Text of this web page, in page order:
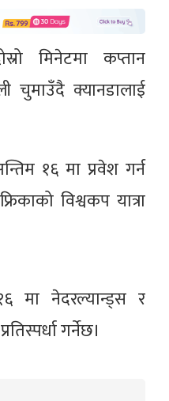
मिनेटमा कप्तान
चुमाउँदै क्यानडालाई
१६ मा प्रवेश गर्न
विश्वकप यात्रा
मा नेदरल्यान्ड्स र
गर्नेछ।